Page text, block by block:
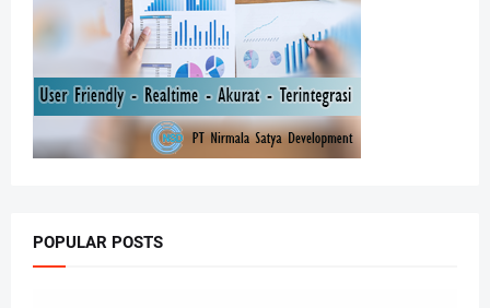
POPULAR POSTS